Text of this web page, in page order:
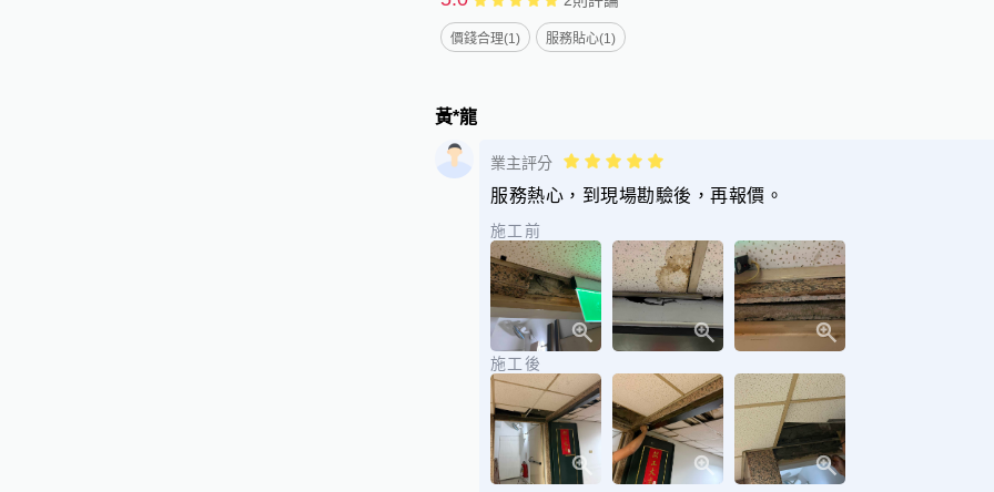
價錢合理(1) 服務貼心(1)
黃*龍
業主評分
服務熱心，到現場勘驗後，再報價。
施工前
施工後